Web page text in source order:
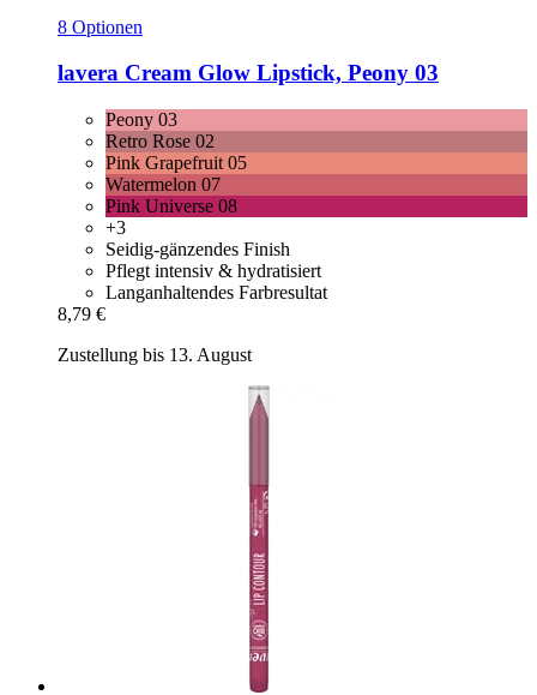
8 Optionen
lavera Cream Glow Lipstick, Peony 03
Peony 03
Retro Rose 02
Pink Grapefruit 05
Watermelon 07
Pink Universe 08
+3
Seidig-gänzendes Finish
Pflegt intensiv & hydratisiert
Langanhaltendes Farbresultat
8,79 €
Zustellung bis 13. August